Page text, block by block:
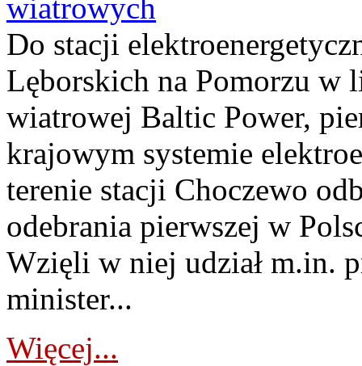
wiatrowych
Do stacji
Lęborskich na Pomorzu w
wiatrowej Baltic Power,
krajowym systemie
terenie stacji Choczewo
odebrania pierwszej w
Wzięli w niej udział m.in.
minister...
Więcej...